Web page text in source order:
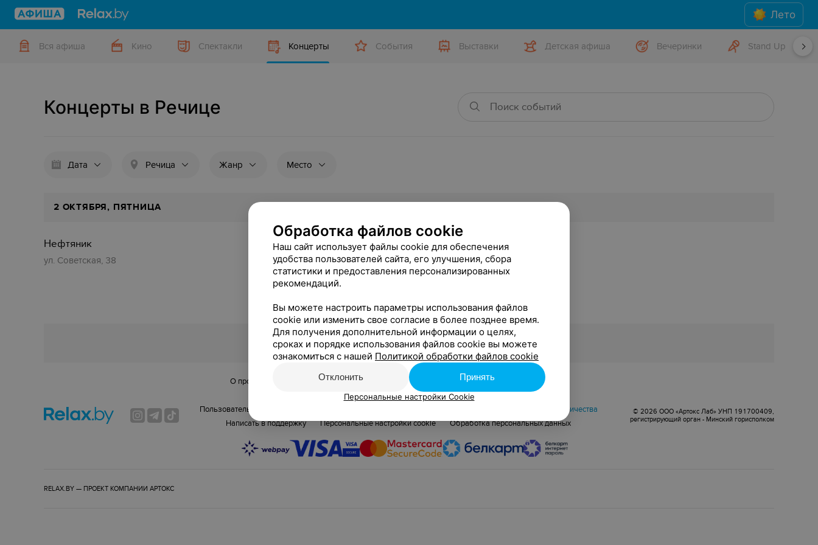
Лето
Вся афиша Кино Спектакли Концерты События Выставки Детская афиша Вечеринки Stand Up
Концерты в Речице
Дата Речица Жанр Место
2 ОКТЯБРЯ, ПЯТНИЦА
Нефтяник
ул. Советская, 38
Денис Клявер 19:00
У нас не все события? Добавить событие
О проекте Новости проекта Размещение рекламы Вакансии
Публичный договор
Публичный договор по использованию сервиса «Афиша»
Пользовательское соглашение
Связаться по вопросам сотрудничества
Написать в поддержку
Персональные настройки cookie Обработка персональных данных
© 2026 ООО «Артокс Лаб» УНП 191700409,
регистрирующий орган - Минский горисполком
RELAX.BY — ПРОЕКТ КОМПАНИИ АРТОКС
Обработка файлов cookie
Наш сайт использует файлы cookie для обеспечения
удобства пользователей сайта, его улучшения, сбора
статистики и предоставления персонализированных
рекомендаций.
Вы можете настроить параметры использования файлов
cookie или изменить свое согласие в более позднее время.
Для получения дополнительной информации о целях,
сроках и порядке использования файлов cookie вы можете
ознакомиться с нашей Политикой обработки файлов cookie
Отклонить Принять
Персональные настройки Cookie